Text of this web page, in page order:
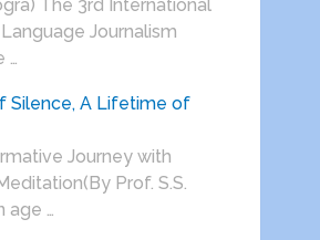
The 3rd International
Journalism
…
Silence, A Lifetime of
Journey with
Prof. S.S.
age …